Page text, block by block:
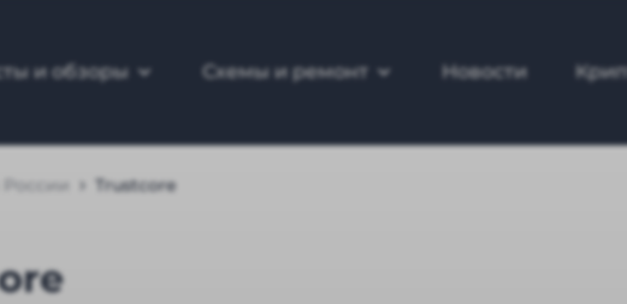
и обзоры Схемы и ремонт Новости
Trustcore